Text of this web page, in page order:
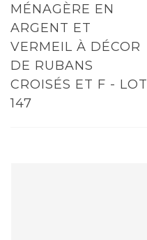
MÉNAGÈRE EN
ARGENT ET
VERMEIL À DÉCOR
DE RUBANS
CROISÉS ET F - LOT
147